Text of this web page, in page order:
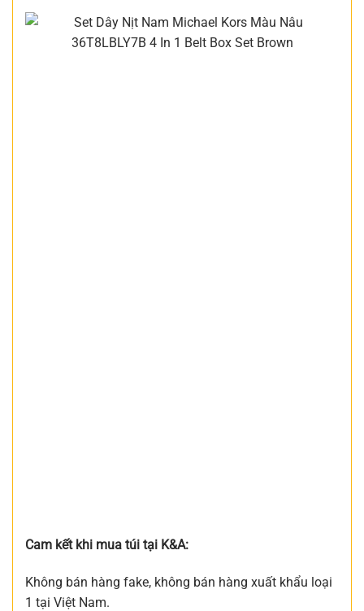
Cam kết khi mua túi tại K&A:
Không bán hàng fake, không bán hàng xuất khẩu loại
1 tại Việt Nam.